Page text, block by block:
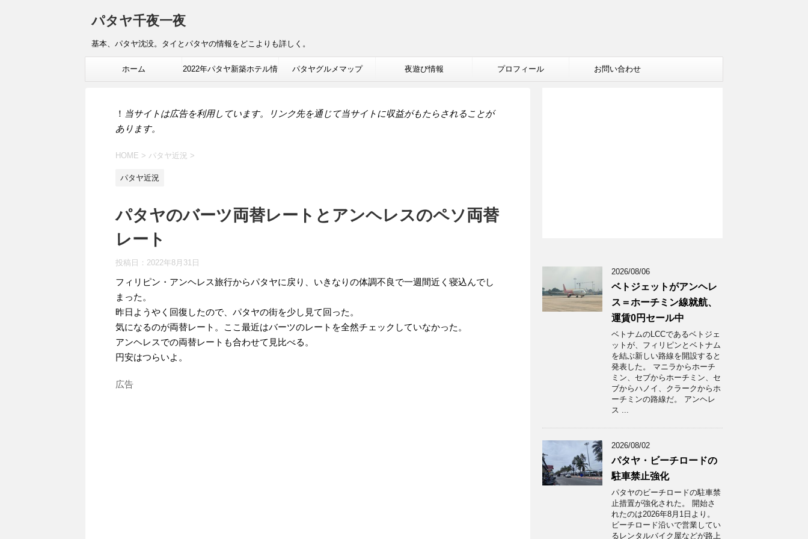
パタヤ千夜一夜
基本、パタヤ沈没。タイとパタヤの情報をどこよりも詳しく。
ホーム 2022年パタヤ新築ホテル情 パタヤグルメマップ 夜遊び情報 プロフィール お問い合わせ
！ 当サイトは広告を利用しています。リンク先を通じて当サイトに収益がもたらされることが
あります。
HOME > パタヤ近況 >
パタヤ近況
パタヤのバーツ両替レートとアンヘレスのペソ両替
レート
投稿日： 2022年8月31日
フィリピン・アンヘレス旅行からパタヤに戻り、いきなりの体調不良で一週間近く寝込んでし
まった。
昨日ようやく回復したので、パタヤの街を少し見て回った。
気になるのが両替レート。ここ最近はバーツのレートを全然チェックしていなかった。
アンヘレスでの両替レートも合わせて見比べる。
円安はつらいよ。
広告
2026/08/06
ベトジェットがアンヘレ
ス＝ホーチミン線就航、
運賃0円セール中
ベトナムのLCCであるベトジェ
ットが、フィリピンとベトナム
を結ぶ新しい路線を開設すると
発表した。 マニラからホーチ
ミン、セブからホーチミン、セ
ブからハノイ、クラークからホ
ーチミンの路線だ。 アンヘレ
ス ...
2026/08/02
パタヤ・ビーチロードの
駐車禁止強化
パタヤのビーチロードの駐車禁
止措置が強化された。 開始さ
れたのは2026年8月1日より。
ビーチロード沿いで営業してい
るレンタルバイク屋などが路上